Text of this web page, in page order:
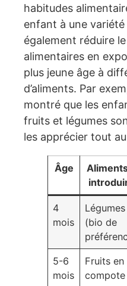
habitudes
enfant à une
également réduire
alimentaires en
plus jeune âge à
d’aliments. Par
montré que les
fruits et légumes
les apprécier tout
Âge
4
mois
Légumes
(bio de
5-6
mois
Fruits en
compote